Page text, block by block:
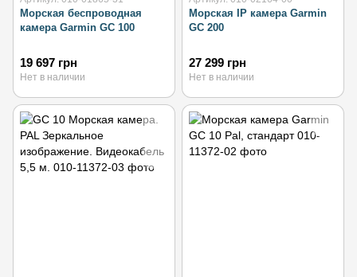
Морская беспроводная
камера Garmin GC 100
19 697 грн
Нет в наличии
Морская IP камера Garmin
GC 200
27 299 грн
Нет в наличии